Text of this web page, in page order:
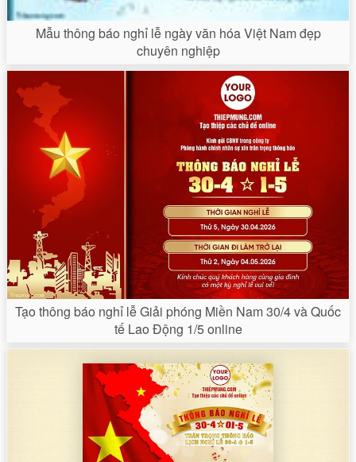
Mẫu thông báo nghỉ lễ ngày văn hóa Việt Nam đẹp
chuyên nghiệp
Tạo thông báo nghỉ lễ Giải phóng Miền Nam 30/4 và Quốc
tế Lao Động 1/5 online